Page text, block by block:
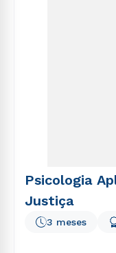
Psicologia
Justiça
3 meses